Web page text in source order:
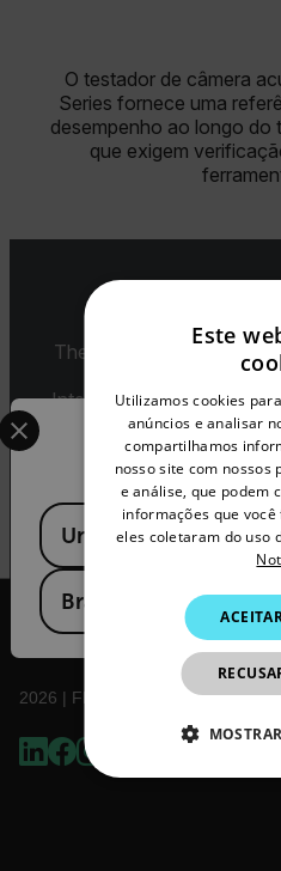
O testador de câmera
Series fornece uma
desempenho ao longo do
que exigem
Export
The information contained
to products that may
International Traffic in
(22 C.F.R. Sections
Administration
Sections 730-774)
specifications for the
and classification will be
2026 | Flir Todos os direitos
Confirm
Select your preferred country
Available Locations
United States
Brasil
Este
Utilizamos cookies
anúncios e analisar
compartilhamos
nosso site com nossos
e análise, que podem
informações que
eles coletaram do uso